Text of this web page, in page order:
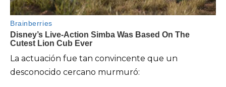
La actuación fue tan convincente que un
desconocido cercano murmuró: